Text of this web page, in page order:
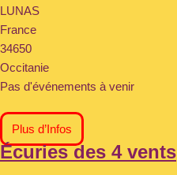
LUNAS
France
34650
Occitanie
Pas d'événements à venir
Plus d’Infos
Écuries des 4 vents